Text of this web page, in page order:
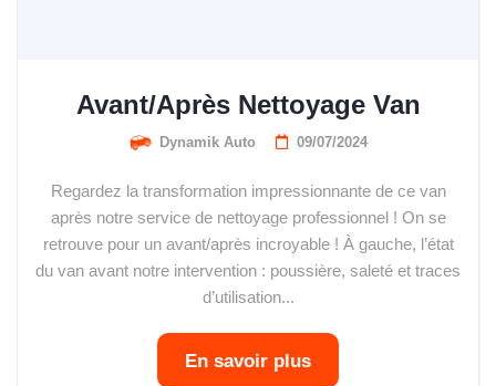
Avant/Après Nettoyage Van
Dynamik Auto 09/07/2024
Regardez la transformation impressionnante de ce van
après notre service de nettoyage professionnel ! On se
retrouve pour un avant/après incroyable ! À gauche, l’état
du van avant notre intervention : poussière, saleté et traces
d’utilisation...
En savoir plus